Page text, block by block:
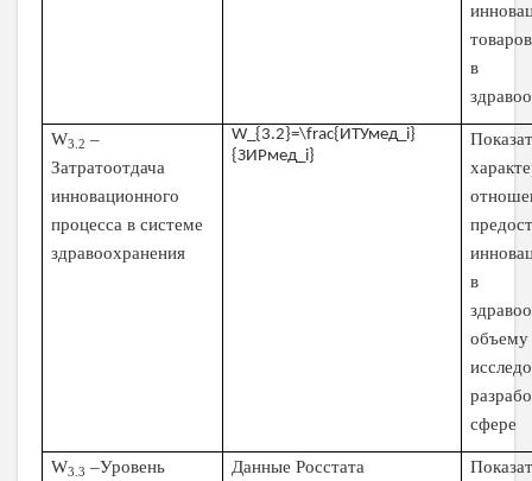
в
W3.2 –
Затратоотдача
инновационного
процесса в системе
здравоохранения
W_{3.2}=\frac{ИТУмед_i}
{ЗИРмед_i}
в
сфере
W3.3 –Уровень
Данные Росстата